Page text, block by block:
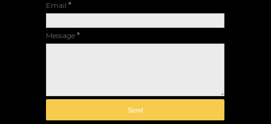
Email*
Message*